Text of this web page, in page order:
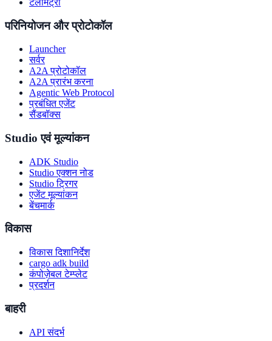
परिनियोजन और प्रोटोकॉल
Launcher
सर्वर
A2A प्रोटोकॉल
A2A प्रारंभ करना
Agentic Web Protocol
प्रबंधित एजेंट
सैंडबॉक्स
Studio एवं मूल्यांकन
ADK Studio
Studio एक्शन नोड
Studio ट्रिगर
एजेंट मूल्यांकन
बेंचमार्क
विकास
विकास दिशानिर्देश
cargo adk build
कंपोज़ेबल टेम्प्लेट
प्रदर्शन
बाहरी
API संदर्भ